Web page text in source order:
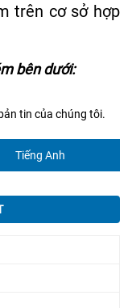
trên cơ sở hợp
bên dưới:
tin của chúng tôi.
Tiếng Anh